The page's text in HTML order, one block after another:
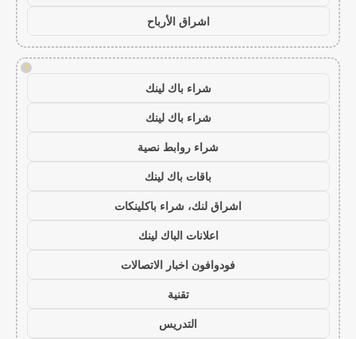
اشراق الأرباح
!
شراء باك لينك
شراء باك لينك
شراء روابط نصية
باقات باك لينك
اشراق لنك، شراء باكلينكات
اعلانات الباك لينك
فودوافون اخبار الاتصالات
تقنية
التدريس